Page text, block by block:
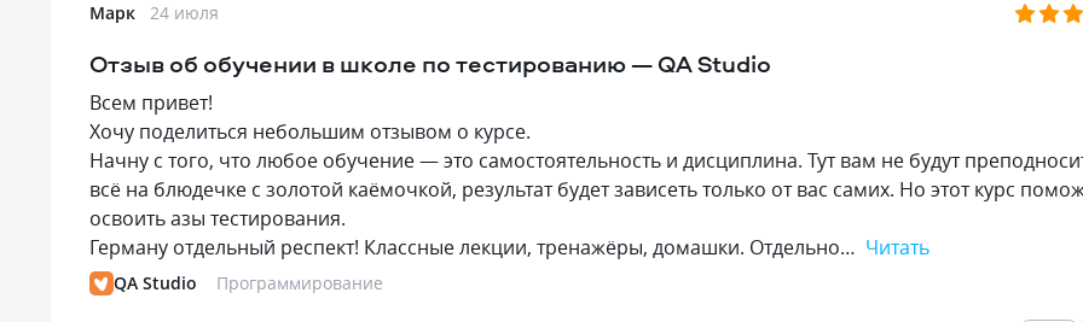
Марк 24 июля
Отзыв об обучении в школе по тестированию — QA Studio
Всем привет!
Хочу поделиться небольшим отзывом о курсе.
Начну с того, что любое обучение — это самостоятельность и дисциплина. Тут вам не будут
всё на блюдечке с золотой каёмочкой, результат будет зависеть только от вас самих. Но этот курс
освоить азы тестирования.
Герману отдельный респект! Классные лекции, тренажёры, домашки. Отдельно… Читать
QA Studio Программирование